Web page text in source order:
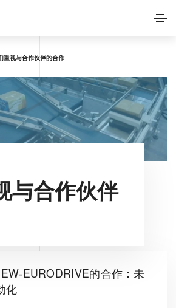
重视与合作伙伴的合作
与合作伙伴
EURODRIVE的合作：未
化